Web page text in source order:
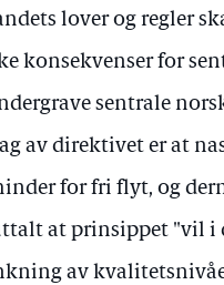
lover og regler
konsekvenser for
sentrale
av direktivet er at
for fri flyt, og
at prinsippet "vil i
av